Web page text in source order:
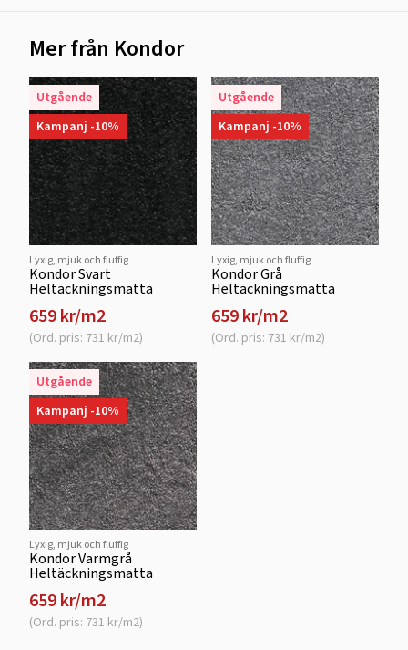
Mer från Kondor
Utgående
Kampanj -10%
Lyxig, mjuk och fluffig
Kondor Svart
Heltäckningsmatta
659 kr/m2
(Ord. pris: 731 kr/m2)
Utgående
Kampanj -10%
Lyxig, mjuk och fluffig
Kondor Grå
Heltäckningsmatta
659 kr/m2
(Ord. pris: 731 kr/m2)
Utgående
Kampanj -10%
Lyxig, mjuk och fluffig
Kondor Varmgrå
Heltäckningsmatta
659 kr/m2
(Ord. pris: 731 kr/m2)